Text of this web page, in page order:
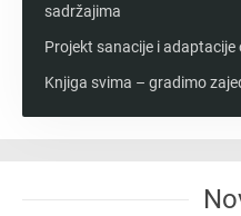
sadržajima
Projekt sanacije i
Knjiga svima – gradimo